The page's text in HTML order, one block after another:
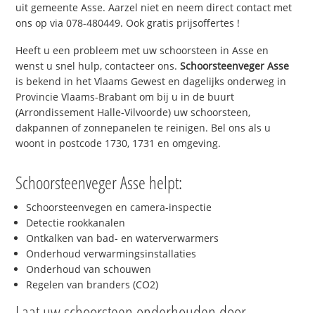
uit gemeente Asse. Aarzel niet en neem direct contact met
ons op via 078-480449. Ook gratis prijsoffertes !
Heeft u een probleem met uw schoorsteen in Asse en
wenst u snel hulp, contacteer ons.Schoorsteenveger Asse
is bekend in het Vlaams Gewest en dagelijks onderweg in
Provincie Vlaams-Brabant om bij u in de buurt
(Arrondissement Halle-Vilvoorde) uw schoorsteen,
dakpannen of zonnepanelen te reinigen. Bel ons als u
woont in postcode 1730, 1731 en omgeving.
Schoorsteenveger Asse helpt:
Schoorsteenvegen en camera-inspectie
Detectie rookkanalen
Ontkalken van bad- en waterverwarmers
Onderhoud verwarmingsinstallaties
Onderhoud van schouwen
Regelen van branders (CO2)